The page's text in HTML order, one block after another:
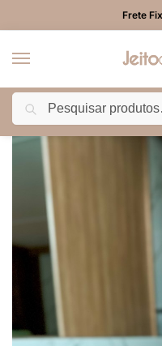
Frete
Início BEBÊ MENINO /